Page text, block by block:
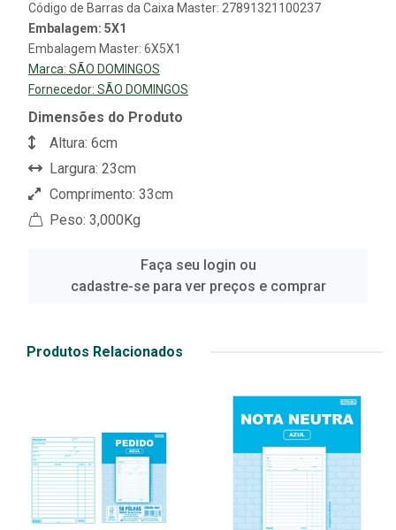
Código de Barras da Caixa Master: 27891321100237
Embalagem: 5X1
Embalagem Master: 6X5X1
Marca: SÃO DOMINGOS
Fornecedor: SÃO DOMINGOS
Dimensões do Produto
Altura: 6cm
Largura: 23cm
Comprimento: 33cm
Peso: 3,000Kg
Faça seu login ou
cadastre-se para ver preços e comprar
Produtos Relacionados